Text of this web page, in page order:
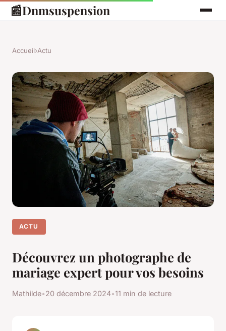
📰Dnmsuspension
Accueil›Actu
ACTU
Découvrez un photographe de
mariage expert pour vos besoins
Mathilde•20 décembre 2024•11 min de lecture